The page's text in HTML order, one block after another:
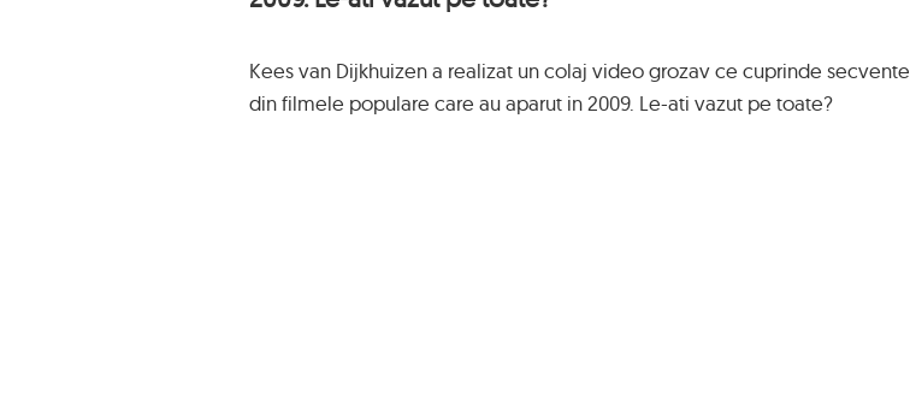
Kees van Dijkhuizen a realizat un colaj video grozav ce cuprinde secvente
din filmele populare care au aparut in 2009. Le-ati vazut pe toate?